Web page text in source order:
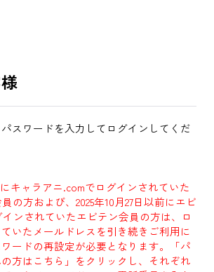
スワードを入力してログインしてくだ
キャラアニ.comでログインされていた
の方および、2025年10月27日以前にエビ
ンされていたエビテン会員の方は、ロ
いたメールドレスを引き続きご利用に
ードの再設定が必要となります。「パ
方はこちら」をクリックし、それぞれ